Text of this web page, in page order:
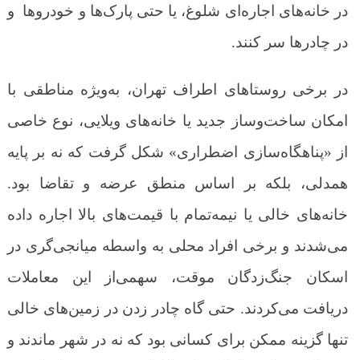
در خانه‌های اجاره‌ای شلوغ، یا حتی پارک‌ها و خودروها و
در چادرها سر کنند.
در برخی روستاهای اطراف تهران، به‌ویژه مناطقی با
امکان ساخت‌وساز جدید یا خانه‌های ویلایی، نوع خاصی
از «پناهگاه‌سازی اضطراری» شکل گرفت که نه بر پایه
همدلی، بلکه بر اساس منطق عرضه و تقاضا بود.
خانه‌های خالی یا نیمه‌تمام با قیمت‌های بالا اجاره داده
می‌شدند و برخی افراد محلی به واسطه میانجی‌گری در
اسکان جنگ‌زدگان موقت، سهمی‌از این معاملات
دریافت می‌کردند. حتی گاه چادر زدن در زمین‌های خالی
تنها گزینه ممکن برای کسانی بود که نه در شهر ماندند و